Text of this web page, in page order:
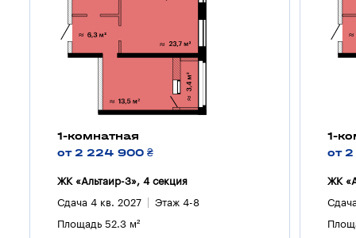
1-комнатная
от 2 224 900 ₴
ЖК «Альтаир-3», 4 секция
Сдача 4 кв. 2027 Этаж 4-8
Площадь 52.3 м²
1-
от
ЖК